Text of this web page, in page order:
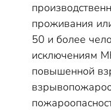
проживания
50 и более
исключениям
повышенной